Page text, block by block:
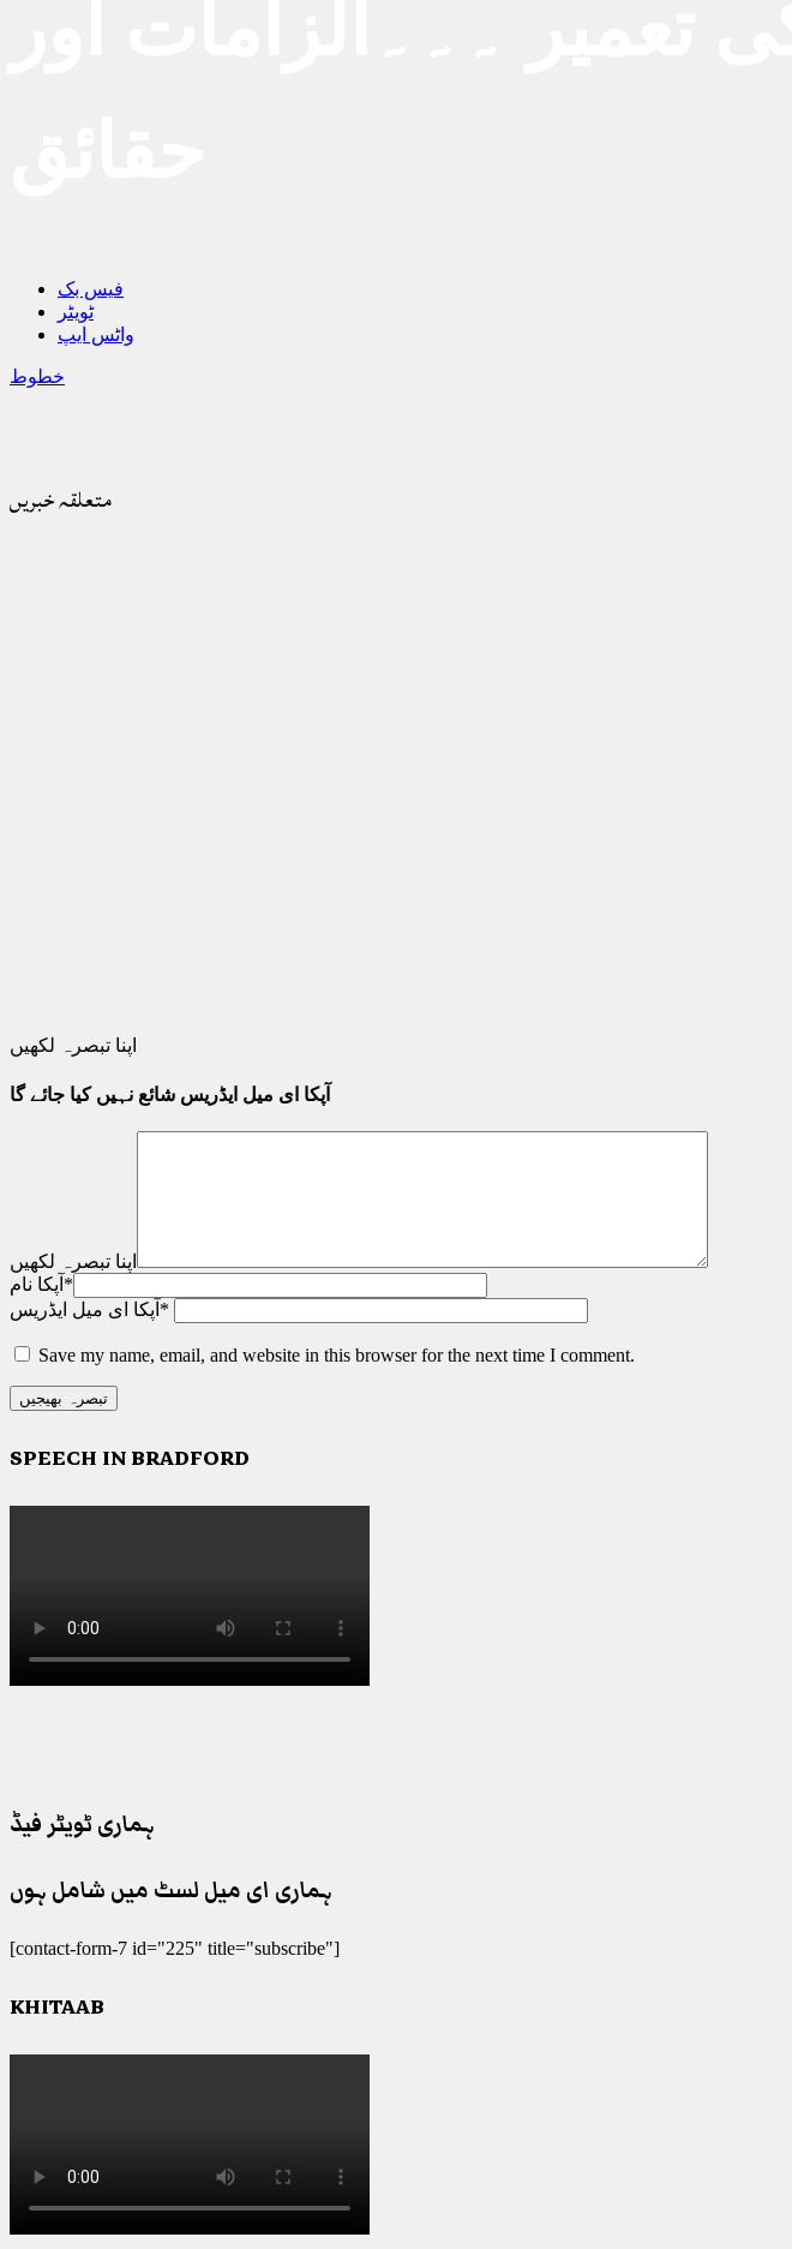
فیس بک
ٹویٹر
واٹس ایپ
خطوط
متعلقہ خبریں
اپنا تبصرہ لکھیں
آپکا ای میل ایڈریس شائع نہیں کیا جائے گا
اپنا تبصرہ لکھیں
آپکا نام *
آپکا ای میل ایڈریس *
Save my name, email, and website in this browser for the next time I comment.
SPEECH IN BRADFORD
ہماری ٹویٹر فیڈ
ہماری ای میل لسٹ میں شامل ہوں
[contact-form-7 id="225" title="subscribe"]
KHITAAB